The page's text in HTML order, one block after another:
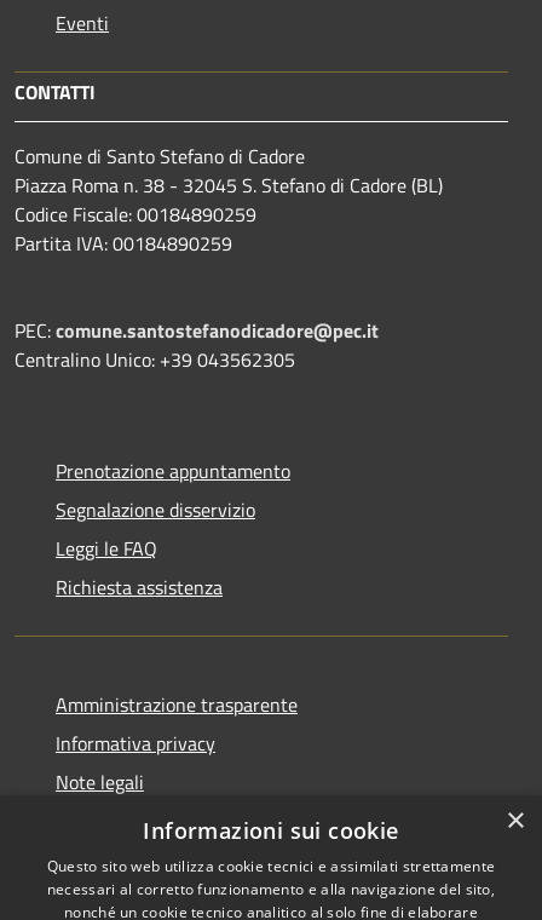
Eventi
CONTATTI
Comune di Santo Stefano di Cadore
Piazza Roma n. 38 - 32045 S. Stefano di Cadore (BL)
Codice Fiscale: 00184890259
Partita IVA: 00184890259
PEC:comune.santostefanodicadore@pec.it
Centralino Unico: +39 043562305
Prenotazione appuntamento
Segnalazione disservizio
Leggi le FAQ
Richiesta assistenza
Amministrazione trasparente
Informativa privacy
Note legali
Dichiarazione di accessibilità
×
Informazioni sui cookie
Questo sito web utilizza cookie tecnici e assimilati strettamente
necessari al corretto funzionamento e alla navigazione del sito,
nonché un cookie tecnico analitico al solo fine di elaborare